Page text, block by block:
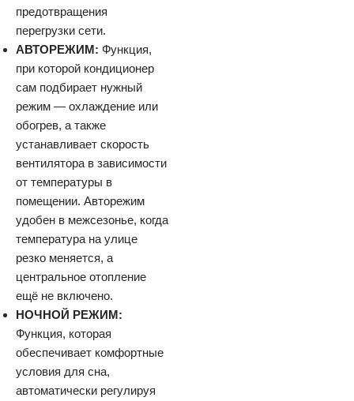
предотвращения
перегрузки сети.
АВТОРЕЖИМ: Функция,
при которой кондиционер
сам подбирает нужный
режим — охлаждение или
обогрев, а также
устанавливает скорость
вентилятора в зависимости
от температуры в
помещении. Авторежим
удобен в межсезонье, когда
температура на улице
резко меняется, а
центральное отопление
ещё не включено.
НОЧНОЙ РЕЖИМ:
Функция, которая
обеспечивает комфортные
условия для сна,
автоматически регулируя